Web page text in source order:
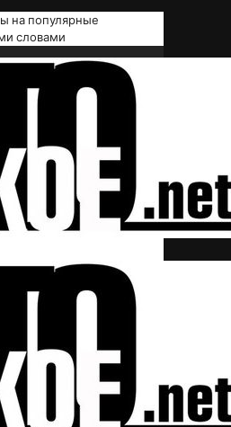
на популярные
словами